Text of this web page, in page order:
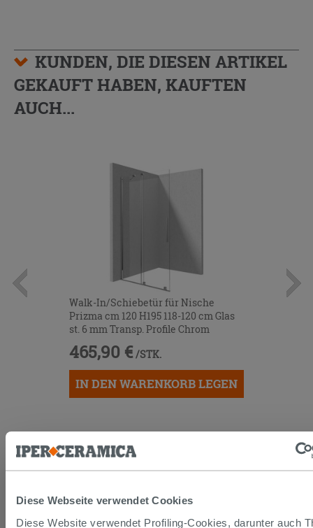
Diese Webseite verwendet Cookies
Diese Website verwendet Profiling-Cookies, darunter auch
KUNDEN, DIE DIESEN ARTIKEL
GEKAUFT HABEN, KAUFTEN
AUCH...
Walk-In/Schiebetür für Nische
Prizma cm 120 H195 118-120 cm Glas
st. 6 mm Transp. Profile Chrom
465,90 € /STK.
IN DEN WARENKORB LEGEN